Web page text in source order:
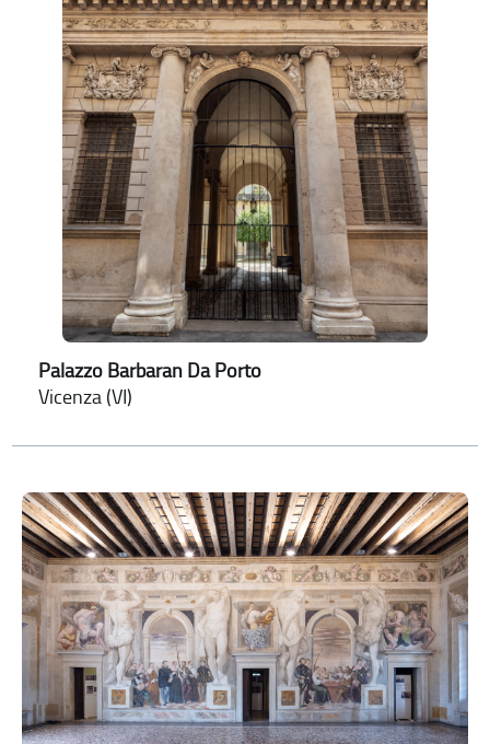
Palazzo Barbaran Da Porto
Vicenza (VI)